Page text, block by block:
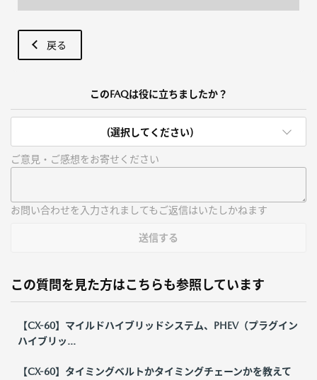
戻る
このFAQは役に立ちましたか？
(選択してください)
ご意見・ご感想をお寄せください
お問い合わせを入力されましてもご返信はいたしかねます
送信する
この質問を見た方はこちらも参照しています
【CX-60】マイルドハイブリッドシステム、PHEV（プラグイン
ハイブリッ...
【CX-60】タイミングベルトかタイミングチェーンかを教えて